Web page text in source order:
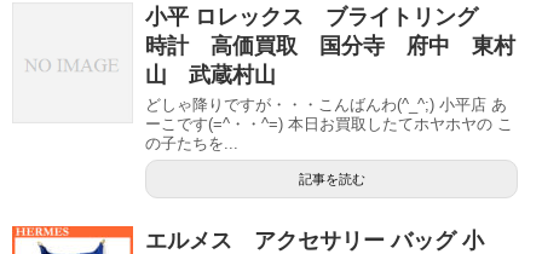
小平 ロレックス ブライトリング
時計 高価買取 国分寺 府中 東村
山 武蔵村山
どしゃ降りですが・・・こんばんわ(^_^;) 小平店 あ
ーこです(=^・・^=) 本日お買取したてホヤホヤの こ
の子たちを...
記事を読む
エルメス アクセサリー バッグ 小